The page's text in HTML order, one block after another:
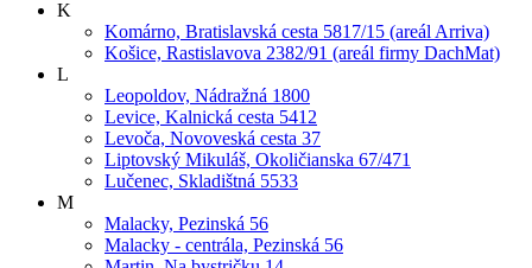
K
Komárno, Bratislavská cesta 5817/15 (areál Arriva)
Košice, Rastislavova 2382/91 (areál firmy DachMat)
L
Leopoldov, Nádražná 1800
Levice, Kalnická cesta 5412
Levoča, Novoveská cesta 37
Liptovský Mikuláš, Okoličianska 67/471
Lučenec, Skladištná 5533
M
Malacky, Pezinská 56
Malacky - centrála, Pezinská 56